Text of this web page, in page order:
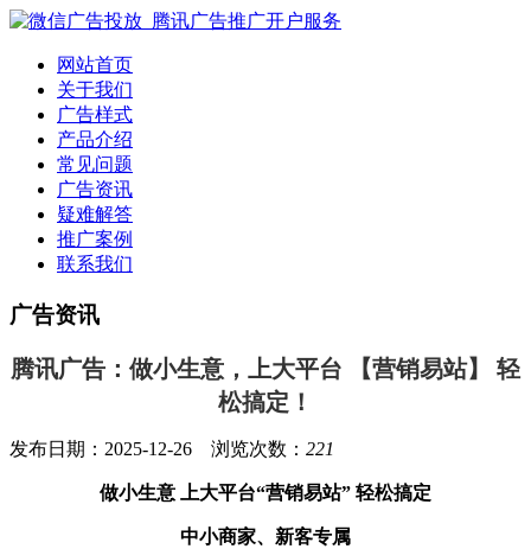
网站首页
关于我们
广告样式
产品介绍
常见问题
广告资讯
疑难解答
推广案例
联系我们
广告资讯
腾讯广告：做小生意，上大平台 【营销易站】 轻
松搞定！
发布日期：2025-12-26 浏览次数： 221
做小生意 上大平台“营销易站” 轻松搞定
中小商家、新客专属